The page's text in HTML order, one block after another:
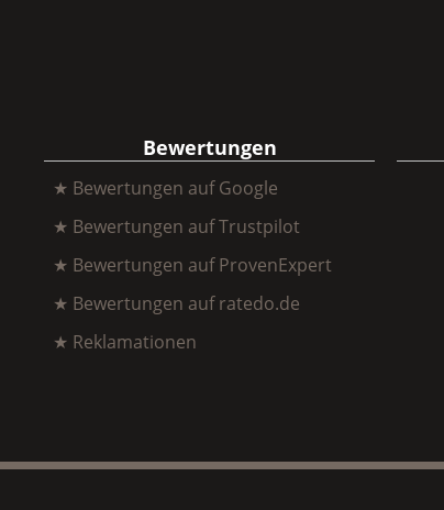
Bewertungen
★ Bewertungen auf Google
★ Bewertungen auf Trustpilot
★ Bewertungen auf ProvenExpert
★ Bewertungen auf ratedo.de
★ Reklamationen